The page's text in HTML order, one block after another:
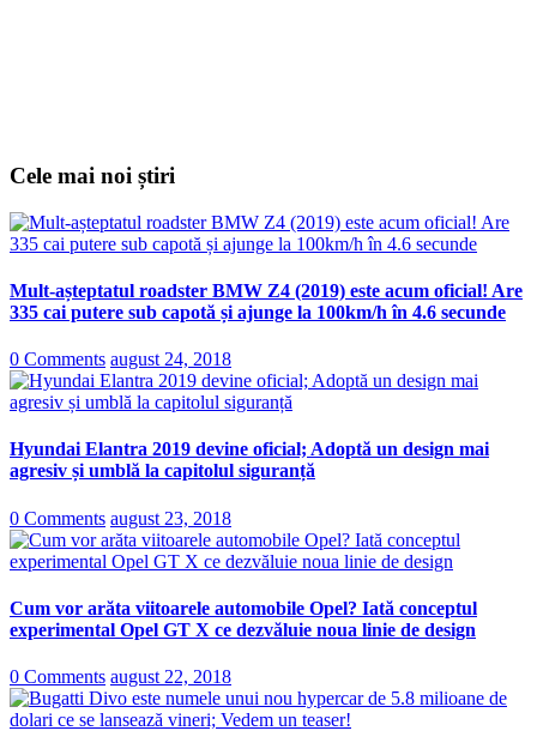
Cele mai noi știri
Mult-așteptatul roadster BMW Z4 (2019) este acum oficial! Are
335 cai putere sub capotă și ajunge la 100km/h în 4.6 secunde
0 Comments august 24, 2018
Hyundai Elantra 2019 devine oficial; Adoptă un design mai
agresiv și umblă la capitolul siguranță
0 Comments august 23, 2018
Cum vor arăta viitoarele automobile Opel? Iată conceptul
experimental Opel GT X ce dezvăluie noua linie de design
0 Comments august 22, 2018